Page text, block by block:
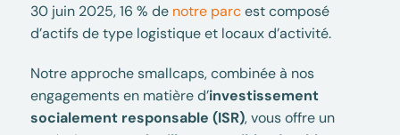
30 juin 2025, 16 % de notre parcest composé
d’actifs de type logistique et locaux d’activité.
Notre approche smallcaps, combinée à nos
engagements en matière d’investissement
socialement responsable (ISR), vous offre un